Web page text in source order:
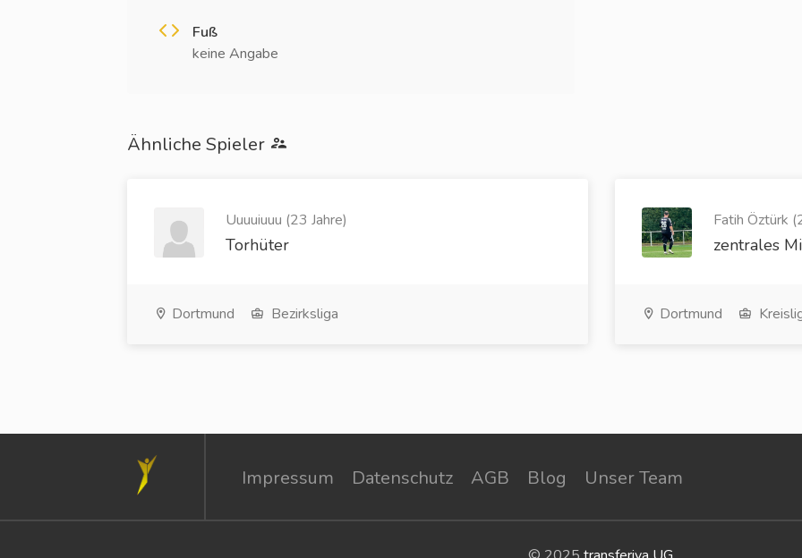
Fuß
keine Angabe
Ähnliche Spieler
Uuuuiuuu (23 Jahre)
Torhüter
Dortmund Bezirksliga
Fatih Öztürk
zentrales
Dortmund
Impressum Datenschutz AGB Blog Unser Team